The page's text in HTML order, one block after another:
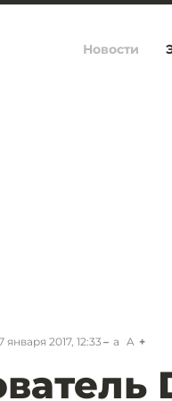
Новости
января 2017, 12:33 a A